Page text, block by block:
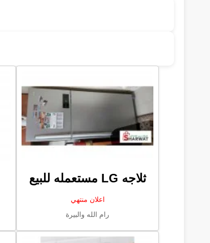
ثلاجه LG مستعمله للبيع
اعلان منتهي
رام الله والبيرة